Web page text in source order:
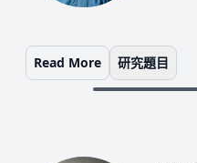
Read More 研究題目